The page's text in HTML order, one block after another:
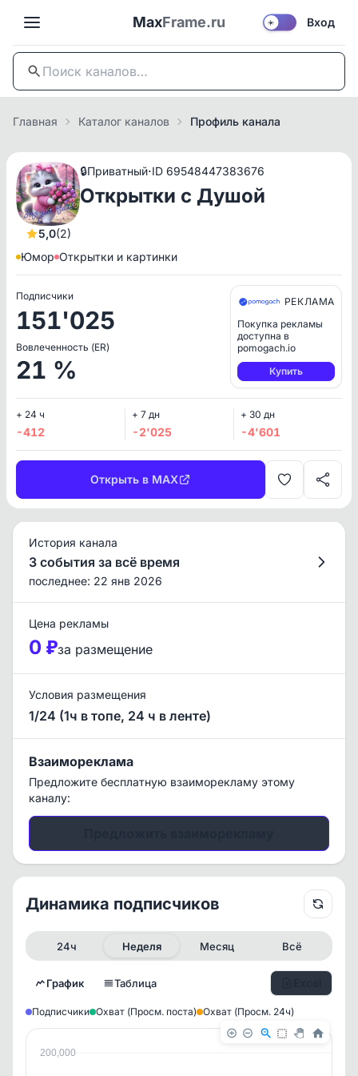
MaxFrame.ru ☀️ Вход
Главная Каталог каналов Профиль канала
5,0(2)
🔒Приватный·ID 69548447383676
Открытки с Душой
Юмор Открытки и картинки
Подписчики
151'025
Вовлеченность (ER)
21 %
РЕКЛАМА
Покупка рекламы
доступна в
pomogach.io
Купить
+ 24 ч
-412
+ 7 дн
-2'025
+ 30 дн
-4'601
Открыть в MAX
История канала
3 события за всё время
последнее: 22 янв 2026
Цена рекламы
0 ₽за размещение
Условия размещения
1/24 (1ч в топе, 24 ч в ленте)
Взаимореклама
Предложите бесплатную взаиморекламу этому
каналу:
Динамика подписчиков
24ч Неделя Месяц Всё
График Таблица
Подписчики Охват (Просм. поста) Охват (Просм. 24ч)
200,000